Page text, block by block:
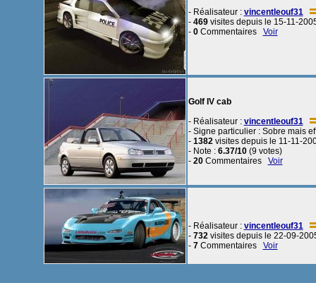
- Réalisateur : vincentleouf31
- 469visites depuis le 15-11-
- 0Commentaires Voir
Golf IV cab
- Réalisateur : vincentleouf31
- Signe particulier : Sobre mais
- 1382visites depuis le 11-11-
- Note : 6.37/10(9 votes)
- 20Commentaires Voir
- Réalisateur : vincentleouf31
- 732visites depuis le 22-09-
- 7Commentaires Voir